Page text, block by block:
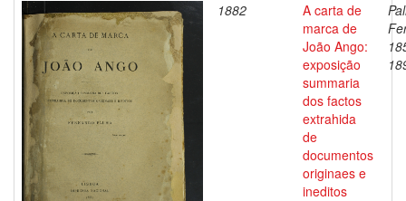
1882
A carta de
marca de
João Ango:
exposição
summaria
dos factos
extrahida
de
documentos
originaes e
ineditos